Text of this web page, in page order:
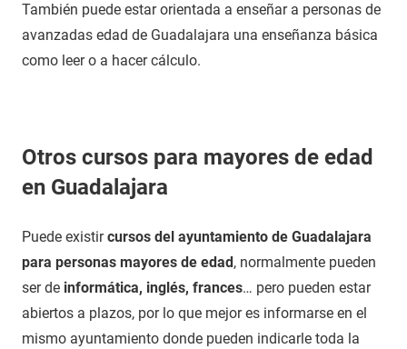
También puede estar orientada a enseñar a personas de
avanzadas edad de Guadalajara una enseñanza básica
como leer o a hacer cálculo.
Otros cursos para mayores de edad
en Guadalajara
Puede existircursos del ayuntamiento de Guadalajara
para personas mayores de edad, normalmente pueden
ser de informática, inglés, frances… pero pueden estar
abiertos a plazos, por lo que mejor es informarse en el
mismo ayuntamiento donde pueden indicarle toda la